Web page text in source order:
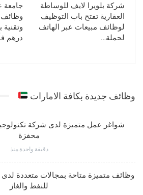
شركة بلويرا لايف للوساطة
العقارية تفتح باب التوظيف
لوظائف مبيعات عبر الهاتف
لحملة…
جامعة
وظائف
درهم
وظائف جديدة بكافة الامارات
شواغر عمل متميزة لدى شركة تكنولوجيا
محفزة
دقيقة واحدة منذ
وظائف متميزة متاحة بمجالات متعددة
للنفط والغاز